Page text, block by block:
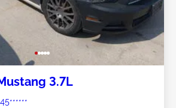
3.7L
45******